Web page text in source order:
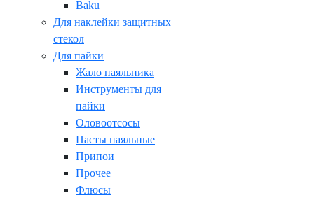
Baku
Для наклейки защитных
стекол
Для пайки
Жало паяльника
Инструменты для
пайки
Оловоотсосы
Пасты паяльные
Припои
Прочее
Флюсы